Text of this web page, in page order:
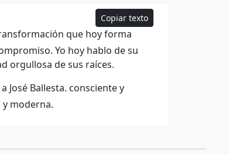
Copiar texto
que hoy forma
Yo hoy hablo de su
orgullosa de sus raíces.
José Ballesta. consciente y
moderna.